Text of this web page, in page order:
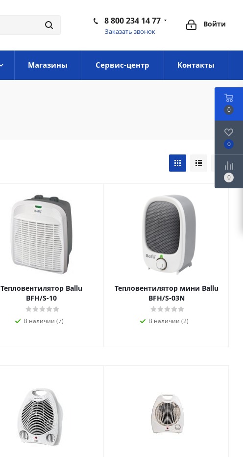
Войти
8 800 234 14 77
Заказать звонок
Магазины Сервис-центр Контакты
Тепловентилятор Ballu
BFH/S-10
В наличии (7)
Тепловентилятор мини Ballu
BFH/S-03N
В наличии (2)
0
0
0